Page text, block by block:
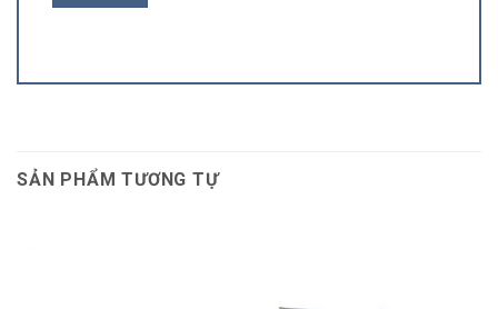
SẢN PHẨM TƯƠNG TỰ